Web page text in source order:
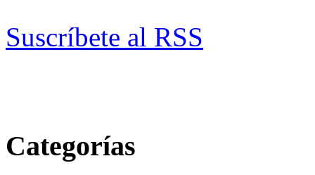
Suscríbete al RSS
Categorías